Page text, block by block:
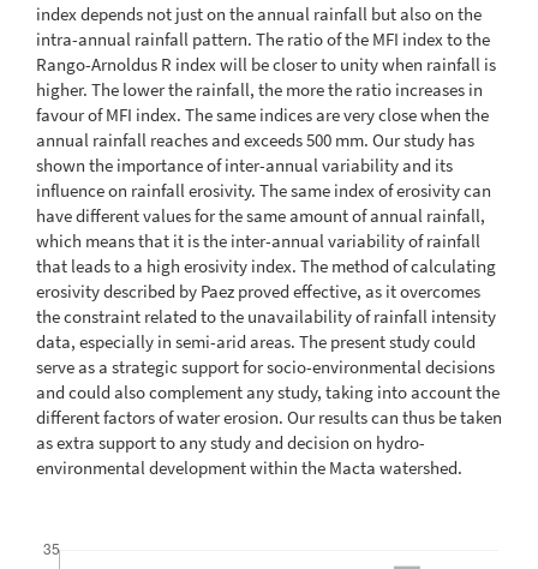
index depends not just on the annual rainfall but also on the
intra-annual rainfall pattern. The ratio of the MFI index to the
Rango-Arnoldus R index will be closer to unity when rainfall is
higher. The lower the rainfall, the more the ratio increases in
favour of MFI index. The same indices are very close when the
annual rainfall reaches and exceeds 500 mm. Our study has
shown the importance of inter-annual variability and its
influence on rainfall erosivity. The same index of erosivity can
have different values for the same amount of annual rainfall,
which means that it is the inter-annual variability of rainfall
that leads to a high erosivity index. The method of calculating
erosivity described by Paez proved effective, as it overcomes
the constraint related to the unavailability of rainfall intensity
data, especially in semi-arid areas. The present study could
serve as a strategic support for socio-environmental decisions
and could also complement any study, taking into account the
different factors of water erosion. Our results can thus be taken
as extra support to any study and decision on hydro-
environmental development within the Macta watershed.